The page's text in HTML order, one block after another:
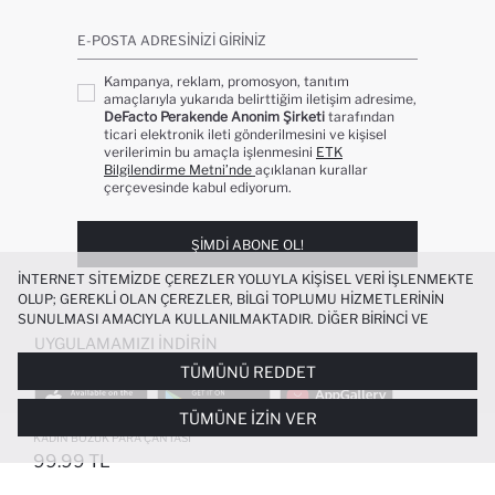
KADIN BOZUK PARA ÇANTASI
99.99 TL
E-POSTA ADRESINIZI GIRINIZ
Kampanya, reklam, promosyon, tanıtım
amaçlarıyla yukarıda belirttiğim iletişim adresime,
DeFacto Perakende Anonim Şirketi tarafından
ticari elektronik ileti gönderilmesini ve kişisel
verilerimin bu amaçla işlenmesini ETK
Bilgilendirme Metni’nde açıklanan kurallar
çerçevesinde kabul ediyorum.
ŞIMDI ABONE OL!
UYGULAMAMIZI İNDIRIN
POPÜLER KATEGORILER
İNTERNET SITEMIZDE ÇEREZLER YOLUYLA KIŞISEL VERI IŞLENMEKTE
OLUP; GEREKLI OLAN ÇEREZLER, BILGI TOPLUMU HIZMETLERININ
SUNULMASI AMACIYLA KULLANILMAKTADIR. DIĞER BIRINCI VE
ÜÇÜNCÜ TARAF ÇEREZLER ISE SIZE DAHA IYI BIR ALIŞVERIŞ
DENEYIMI SUNULABILMESI, SITEMIZIN DAHA IŞLEVSEL KILINMASI VE
KIŞISELLEŞTIRMESI VE AÇIK RIZA VERMENIZ HALINDE, SIZLERE
YÖNELIK PAZARLAMA FAALIYETLERININ YAPILMASI AMAÇLARIYLA
SINIRLI OLARAK KULLANILACAKTIR. ÇEREZLERE DAIR TERCIHLERINIZI
ÇEREZ TERCIHLERIPANELI ARACILIĞIYLA HER ZAMAN YÖNETEBILIR,
ÇEREZLERLE ILGILI DAHA DETAYLI BILGIYE
TÜMÜNÜ REDDET
TÜMÜNE İZIN VER